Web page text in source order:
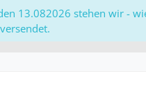
13.082026 stehen wir -